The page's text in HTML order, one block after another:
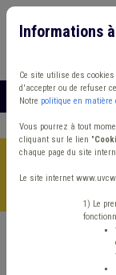
Accueil >Etrangers>
accueillant des
Informations
Ce site utilise des
d'accepter ou de refuser
Notre politique en matière
Vous pourrez à tout
cliquant sur le lien "
chaque page du site
Le site internet
1) Le